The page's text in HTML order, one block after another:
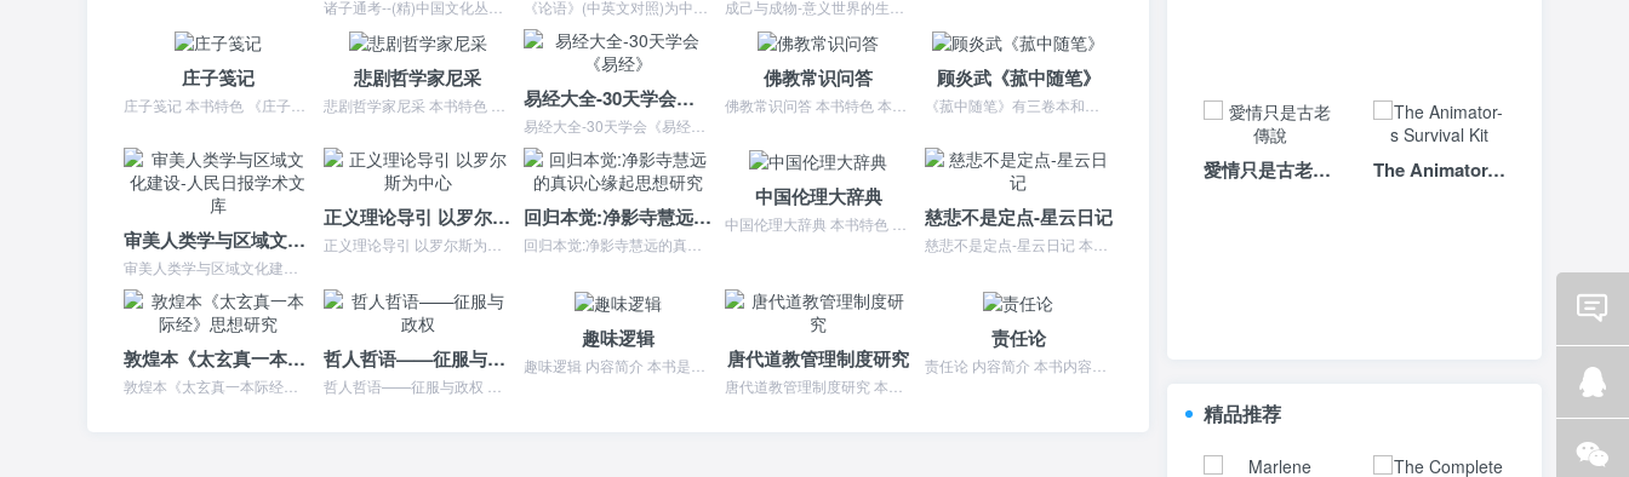
庄子笺记 悲剧哲学家尼采
易经大全-30天学会《易经》
佛教常识问答 顾炎武《菰中随笔》
审美人类学与区域文化建设-人民日报学术文库
正义理论导引 以罗尔斯为中心 回归本觉:净影寺慧远的真识心缘起思想研究
中国伦理大辞典
慈悲不是定点-星云日记
敦煌本《太玄真一本际经》思想研究 哲人哲语——征服与政权
趣味逻辑
唐代道教管理制度研究
责任论
愛情只是古老傳說 The Animator-s Survival Kit
精品推荐
Email
咨询
Q Q
咨询